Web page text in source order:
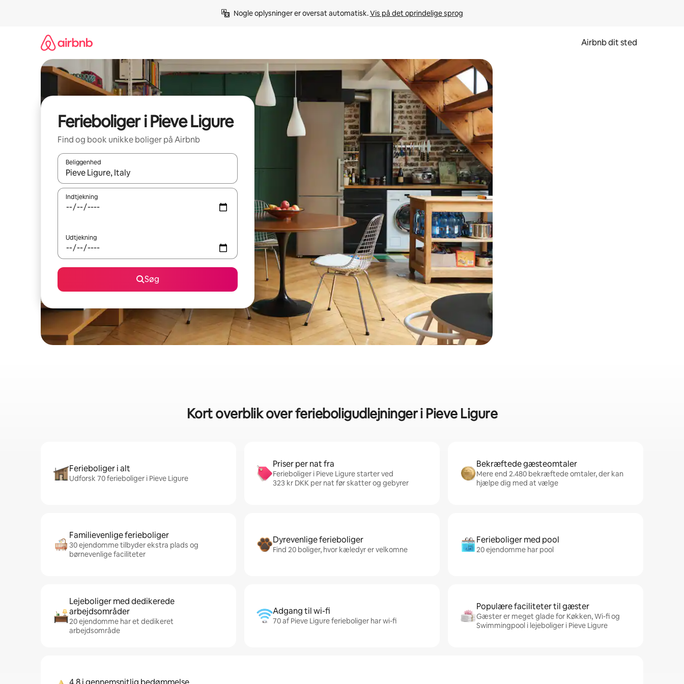
Nogle oplysninger er oversat automatisk. Vis på det oprindelige sprog
Airbnb dit sted
Ferieboliger i Pieve Ligure
Find og book unikke boliger på Airbnb
Beliggenhed
Når resultaterne er tilgængelige, skal du navigere med piletasterne op og ned eller se mere ved at trykke eller stryge.
Indtjekning
Udtjekning
Søg
Kort overblik over ferieboligudlejninger i Pieve Ligure
Ferieboliger i alt
Udforsk 70 ferieboliger i Pieve Ligure
Priser per nat fra
Ferieboliger i Pieve Ligure starter ved
323 kr DKK per nat før skatter og gebyrer
Bekræftede gæsteomtaler
Mere end 2.480 bekræftede omtaler, der kan
hjælpe dig med at vælge
Familievenlige ferieboliger
30 ejendomme tilbyder ekstra plads og
børnevenlige faciliteter
Dyrevenlige ferieboliger
Find 20 boliger, hvor kæledyr er velkomne
Ferieboliger med pool
20 ejendomme har pool
Lejeboliger med dedikerede
arbejdsområder
20 ejendomme har et dedikeret
arbejdsområde
Adgang til wi-fi
70 af Pieve Ligure ferieboliger har wi-fi
Populære faciliteter til gæster
Gæster er meget glade for Køkken, Wi-fi og
Swimmingpool i lejeboliger i Pieve Ligure